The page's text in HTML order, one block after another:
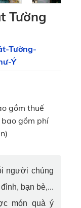
Tường
Tường-
Ý
gồm thuế
bao gồm phí
người chúng
bạn bè,...
món quà ý